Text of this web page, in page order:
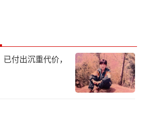
付出沉重代价，